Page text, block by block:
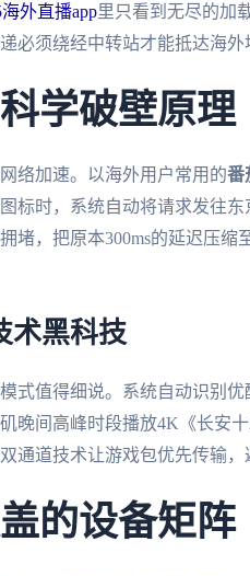
海外直播app里只看到无尽的加
必须绕经中转站才能抵达海外
学破壁原理
络加速。以海外用户常用的番
标时，系统自动将请求发往
堵，把原本300ms的延迟压
术黑科技
式值得细说。系统自动识别
晚间高峰时段播放4K《长安
通道技术让游戏包优先传输，
的设备矩阵